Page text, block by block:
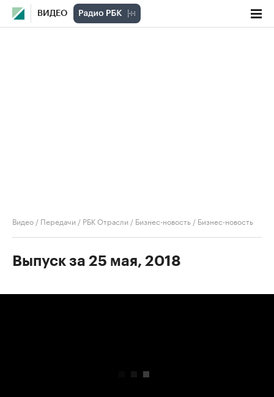
ВИДЕО
Видео / Передачи / РБК Отрасли / Бизнес-новость / Бизнес-новость
Выпуск за 25 мая, 2018